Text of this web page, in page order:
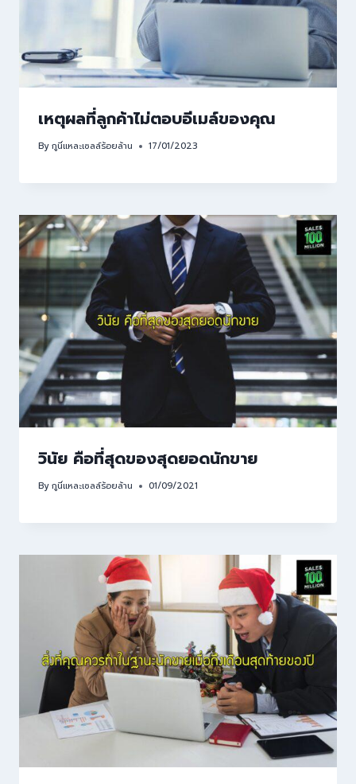
เหตุผลที่ลูกค้าไม่ตอบอีเมล์ของคุณ
Byกูนี่แหละเซลล์ร้อยล้าน 17/01/2023
วินัย คือที่สุดของสุดยอดนักขาย
Byกูนี่แหละเซลล์ร้อยล้าน 01/09/2021